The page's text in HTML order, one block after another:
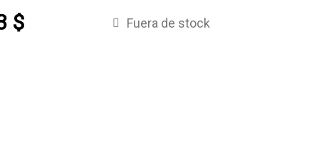
$ Fuera de stock